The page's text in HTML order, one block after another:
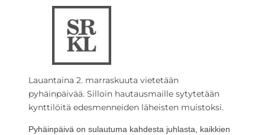
Lauantaina 2. marraskuuta vietetään
pyhäinpäivää. Silloin hautausmaille sytytetään
kynttilöitä edesmenneiden läheisten muistoksi.
Pyhäinpäivä on sulautuma kahdesta juhlasta, kaikkien